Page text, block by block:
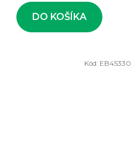
DO KOŠÍKA
Kód: EB45330